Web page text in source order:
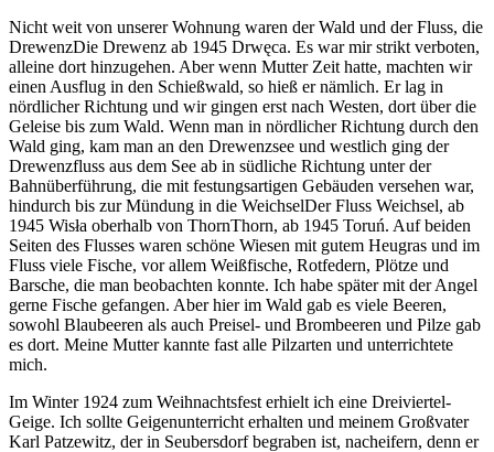
Nicht weit von unserer Wohnung waren der Wald und der Fluss, die
DrewenzDie Drewenz ab 1945 Drwęca. Es war mir strikt verboten,
alleine dort hinzugehen. Aber wenn Mutter Zeit hatte, machten wir
einen Ausflug in den Schießwald, so hieß er nämlich. Er lag in
nördlicher Richtung und wir gingen erst nach Westen, dort über die
Geleise bis zum Wald. Wenn man in nördlicher Richtung durch den
Wald ging, kam man an den Drewenzsee und westlich ging der
Drewenzfluss aus dem See ab in südliche Richtung unter der
Bahnüberführung, die mit festungsartigen Gebäuden versehen war,
hindurch bis zur Mündung in die WeichselDer Fluss Weichsel, ab
1945 Wisła oberhalb von ThornThorn, ab 1945 Toruń. Auf beiden
Seiten des Flusses waren schöne Wiesen mit gutem Heugras und im
Fluss viele Fische, vor allem Weißfische, Rotfedern, Plötze und
Barsche, die man beobachten konnte. Ich habe später mit der Angel
gerne Fische gefangen. Aber hier im Wald gab es viele Beeren,
sowohl Blaubeeren als auch Preisel- und Brombeeren und Pilze gab
es dort. Meine Mutter kannte fast alle Pilzarten und unterrichtete
mich.
Im Winter 1924 zum Weihnachtsfest erhielt ich eine Dreiviertel-
Geige. Ich sollte Geigenunterricht erhalten und meinem Großvater
Karl Patzewitz, der in Seubersdorf begraben ist, nacheifern, denn er